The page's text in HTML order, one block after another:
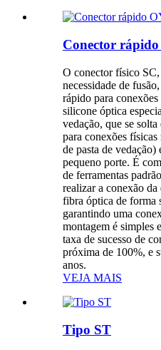
Conector
O conector físico
necessidade de
rápido para
silicone óptica
vedação, que se
para conexões físicas
de pasta de vedação)
pequeno porte. É
de ferramentas
realizar a conexão
fibra óptica de forma
garantindo uma
montagem é simples
taxa de sucesso de
próxima de 100%, e
anos.
VEJA MAIS
Tipo ST